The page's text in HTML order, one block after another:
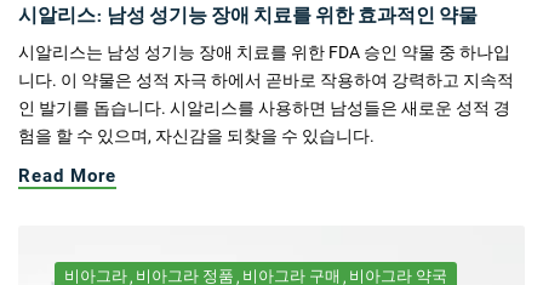
시알리스: 남성 성기능 장애 치료를 위한 효과적인 약물
시알리스는 남성 성기능 장애 치료를 위한 FDA 승인 약물 중 하나입
니다. 이 약물은 성적 자극 하에서 곧바로 작용하여 강력하고 지속적
인 발기를 돕습니다. 시알리스를 사용하면 남성들은 새로운 성적 경
험을 할 수 있으며, 자신감을 되찾을 수 있습니다.
Read More
비아그라 비아그라 정품 비아그라 구매 비아그라 약국